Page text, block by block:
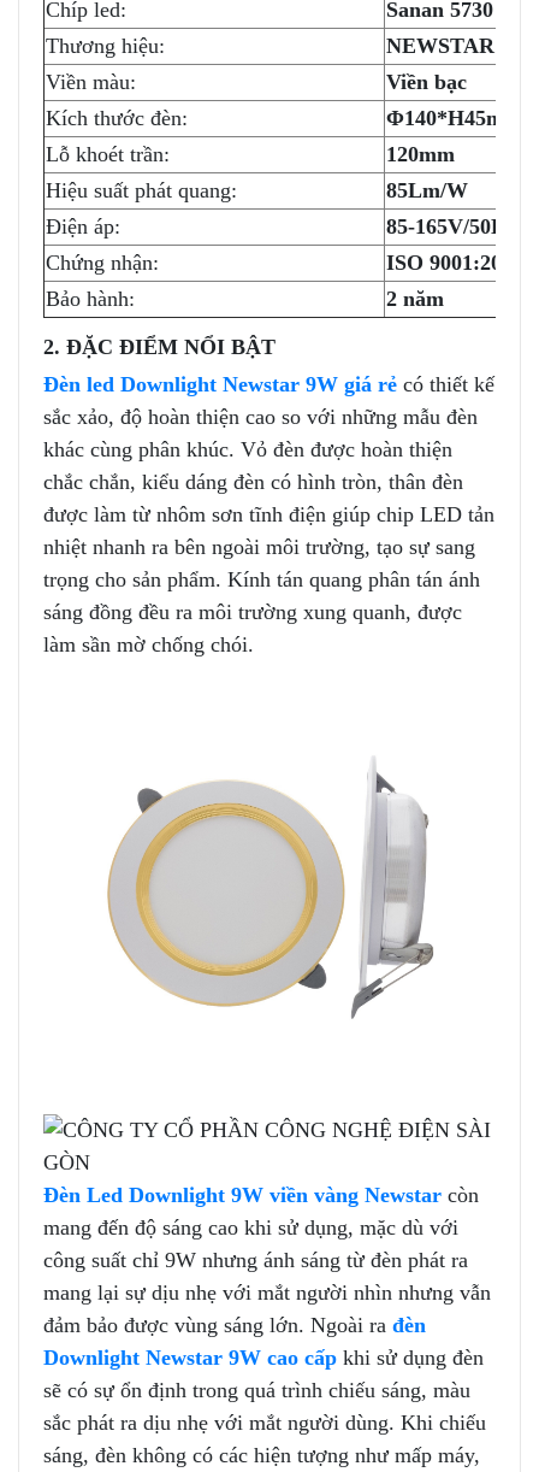
Chíp led:
Sanan 5730
Thương hiệu:
NEWSTAR
Viền màu:
Viền bạc
Kích thước đèn:
Φ140*H45mm
Lỗ khoét trần:
120mm
Hiệu suất phát quang:
85Lm/W
Điện áp:
85-165V/50Hz
Chứng nhận:
ISO 9001:2015
Bảo hành:
2 năm
2. ĐẶC ĐIỂM NỔI BẬT
Đèn led Downlight Newstar 9W giá rẻ có thiết kế
sắc xảo, độ hoàn thiện cao so với những mẫu đèn
khác cùng phân khúc. Vỏ đèn được hoàn thiện
chắc chắn, kiểu dáng đèn có hình tròn, thân đèn
được làm từ nhôm sơn tĩnh điện giúp chip LED tản
nhiệt nhanh ra bên ngoài môi trường, tạo sự sang
trọng cho sản phẩm. Kính tán quang phân tán ánh
sáng đồng đều ra môi trường xung quanh, được
làm sần mờ chống chói.
Đèn Led Downlight 9W viền vàng Newstar còn
mang đến độ sáng cao khi sử dụng, mặc dù với
công suất chỉ 9W nhưng ánh sáng từ đèn phát ra
mang lại sự dịu nhẹ với mắt người nhìn nhưng vẫn
đảm bảo được vùng sáng lớn. Ngoài ra đèn
Downlight Newstar 9W cao cấp khi sử dụng đèn
sẽ có sự ổn định trong quá trình chiếu sáng, màu
sắc phát ra dịu nhẹ với mắt người dùng. Khi chiếu
sáng, đèn không có các hiện tượng như mấp máy,